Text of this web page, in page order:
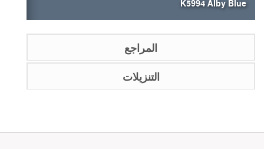
K5994 Alby Blue
المراجع
التنزيلات